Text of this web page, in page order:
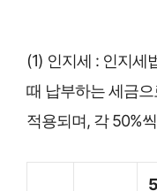
(1) 인지세 : 인지세
때 납부하는 세금
적용되며, 각 50%